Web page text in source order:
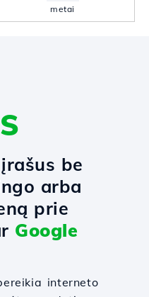
metai
be
arba
prie
Google
interneto